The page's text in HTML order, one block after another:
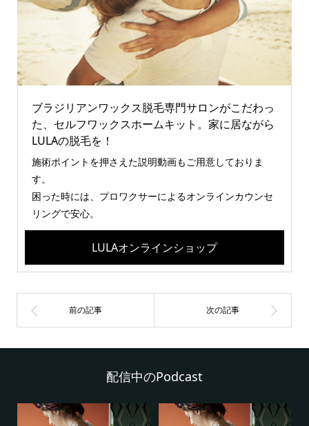
ブラジリアンワックス脱毛専門サロンがこだわっ
た、セルフワックスホームキット。家に居ながら
LULAの脱毛を！
施術ポイントを押さえた説明動画もご用意しておりま
す。
困った時には、プロワクサーによるオンラインカウンセ
リングで安心。
LULAオンラインショップ
配信中のPodcast